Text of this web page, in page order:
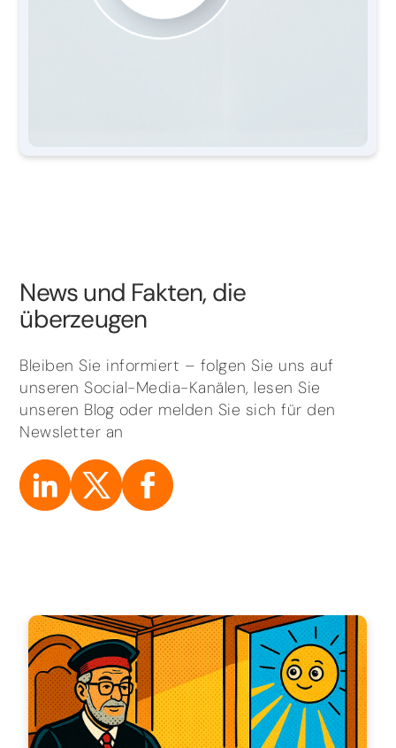
News und Fakten, die
überzeugen
Bleiben Sie informiert – folgen Sie uns auf
unseren Social-Media-Kanälen, lesen Sie
unseren Blog oder melden Sie sich für den
Newsletter an